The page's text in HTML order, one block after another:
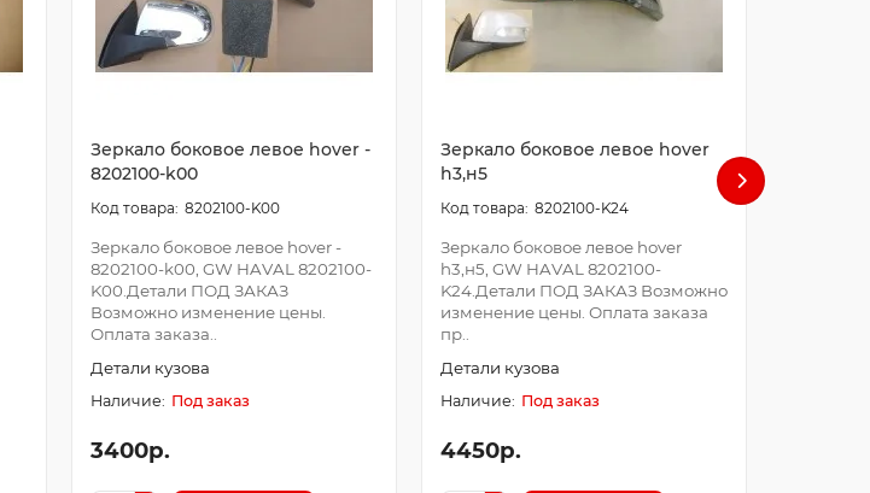
Зеркало боковое левое hover -
8202100-k00
8202100-K00
Зеркало боковое левое hover -
8202100-k00, GW HAVAL 8202100-
K00.Детали ПОД ЗАКАЗ
Возможно изменение цены.
Оплата заказа..
Детали кузова
Под заказ
3400р.
Зеркало боковое левое hover
h3,н5
8202100-K24
Зеркало боковое левое hover
h3,н5, GW HAVAL 8202100-
K24.Детали ПОД ЗАКАЗ Возможно
изменение цены. Оплата заказа
пр..
Детали кузова
Под заказ
4450р.